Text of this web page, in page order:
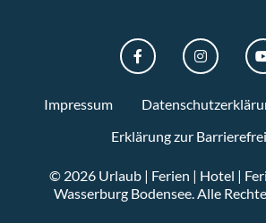
FACEBOOK
Impressum
Erklärung zur
© 2026 Urlaub | Ferien | Hotel |
Wasserburg Bodensee.Alle